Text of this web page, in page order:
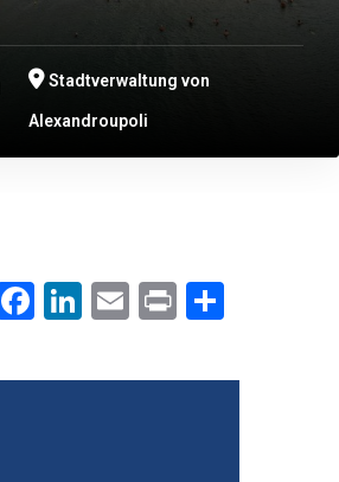
Stadtverwaltung von
Alexandroupoli
Facebook
LinkedIn
Email
Print